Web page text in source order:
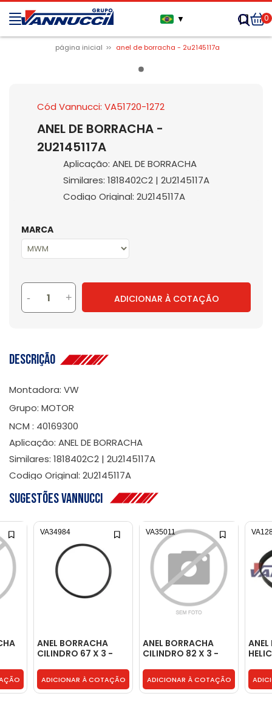
▼ 0
página inicial anel de borracha - 2u2145117a
Cód Vannucci: VA51720-1272
ANEL DE BORRACHA -
2U2145117A
Aplicação: ANEL DE BORRACHA
Similares: 1818402C2 | 2U2145117A
Codigo Original: 2U2145117A
MARCA
- + ADICIONAR À COTAÇÃO
Descrição
Montadora: VW
Grupo: MOTOR
NCM : 40169300
Aplicação: ANEL DE BORRACHA
Similares: 1818402C2 | 2U2145117A
Codigo Original: 2U2145117A
Sugestões Vannucci
ANEL BORRACHA
CILINDRO 67 X 3 -
ADICIONAR À COTAÇÃO
VA34984
ANEL BORRACHA
CILINDRO 82 X 3 -
ADICIONAR À COTAÇÃO
VA35011